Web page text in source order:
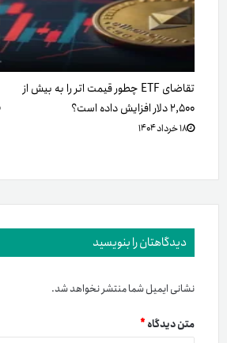
تقاضای ETF چطور قیمت اتر را به بیش از
۲,۵۰۰ دلار افزایش داده است؟
۱۸ خرداد ۱۴۰۴
دیدگاهتان را بنویسید
نشانی ایمیل شما منتشر نخواهد شد.
متن دیدگاه*